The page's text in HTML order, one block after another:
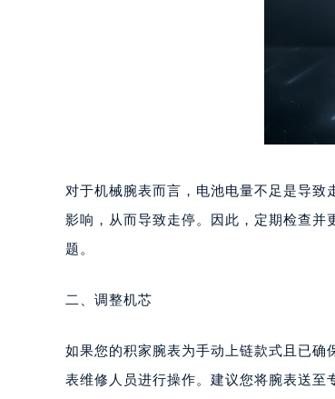
沈阳市沈河区中街路137
沈阳市沈河区中街路83
乌鲁木齐市天山区红山
温州市鹿城区锦绣路
哈尔滨市道里区友谊西
大连市中山区人民路15
东莞市东城街道鸿福东路
无锡市梁溪区人民中路
合肥市蜀山区潜山路111
青岛市南区山东路6号华
对于机械腕表而言，电池电量不足是导致
影响，从而导致走停。因此，定期检查并
题。
二、调整机芯
如果您的积家腕表为手动上链款式且已确
表维修人员进行操作。建议您将腕表送至